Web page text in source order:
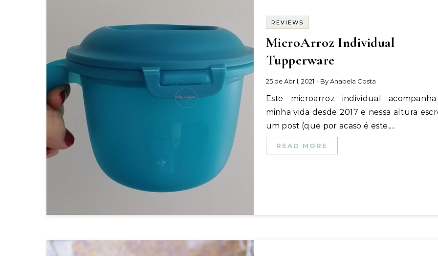
REVIEWS
MicroArroz Individual
Tupperware
25 de Abril, 2021 - ByAnabela Costa
Este microarroz individual acompanha a
minha vida desde 2017 e nessa altura
um post (que por acaso é este,…
READ MORE